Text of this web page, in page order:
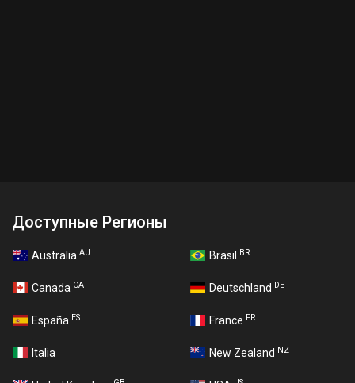
Доступные Регионы
Australia AU Brasil BR
Canada CA Deutschland DE
España ES France FR
Italia IT New Zealand NZ